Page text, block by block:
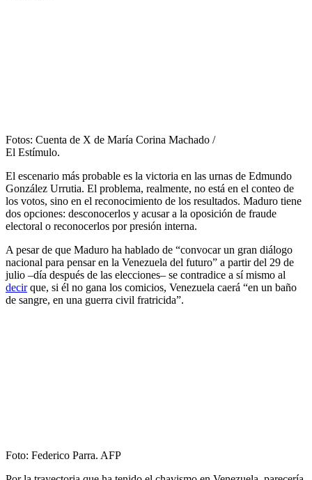
Fotos: Cuenta de X de María Corina Machado /
El Estímulo.
El escenario más probable es la victoria en las urnas de Edmundo
González Urrutia. El problema, realmente, no está en el conteo de
los votos, sino en el reconocimiento de los resultados. Maduro tiene
dos opciones: desconocerlos y acusar a la oposición de fraude
electoral o reconocerlos por presión interna.
A pesar de que Maduro ha hablado de “convocar un gran diálogo
nacional para pensar en la Venezuela del futuro” a partir del 29 de
julio –día después de las elecciones– se contradice a sí mismo al
decirque, si él no gana los comicios, Venezuela caerá “en un baño
de sangre, en una guerra civil fratricida”.
Foto: Federico Parra. AFP